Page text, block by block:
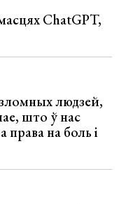
ChatGPT,
людзей,
што ў нас
права на боль і